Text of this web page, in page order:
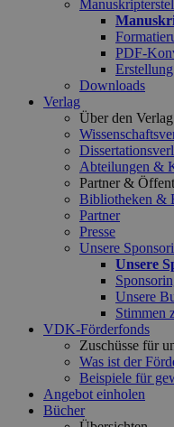
PDF-
Downloads
Verlag
Über den Verlag
Abteilungen &
Partner &
Bibliotheken &
Partner
Presse
Unsere
Unsere
Unsere
Stimmen
VDK-Förderfonds
Zuschüsse für
Was ist der
Beispiele für
Angebot einholen
Bücher